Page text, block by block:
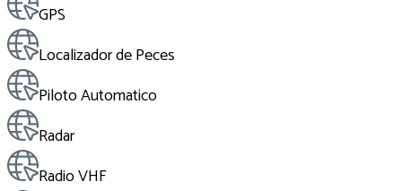
GPS
Localizador de Peces
Piloto Automatico
Radar
Radio VHF